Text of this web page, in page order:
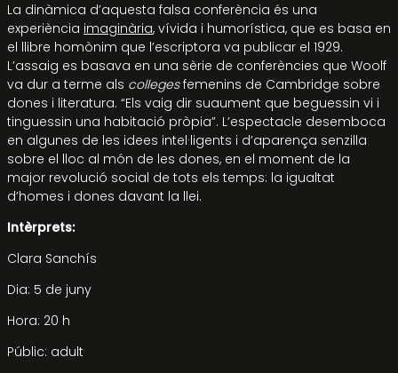
La dinàmica d’aquesta falsa conferència és una
experiència imaginària, vívida i humorística, que es basa en
el llibre homònim que l’escriptora va publicar el 1929.
L’assaig es basava en una sèrie de conferències que Woolf
va dur a terme als collegesfemenins de Cambridge sobre
dones i literatura. “Els vaig dir suaument que beguessin vi i
tinguessin una habitació pròpia”. L’espectacle desemboca
en algunes de les idees intel·ligents i d’aparença senzilla
sobre el lloc al món de les dones, en el moment de la
major revolució social de tots els temps: la igualtat
d’homes i dones davant la llei.
Intèrprets:
Clara Sanchís
Dia: 5 de juny
Hora: 20 h
Públic: adult